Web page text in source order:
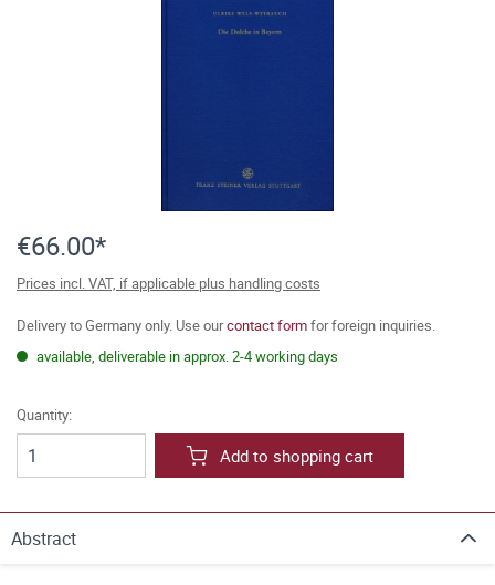
€66.00*
Prices incl. VAT, if applicable plus handling costs
Delivery to Germany only. Use ourcontact formfor foreign inquiries.
available, deliverable in approx. 2-4 working days
Quantity:
Add to shopping cart
Abstract